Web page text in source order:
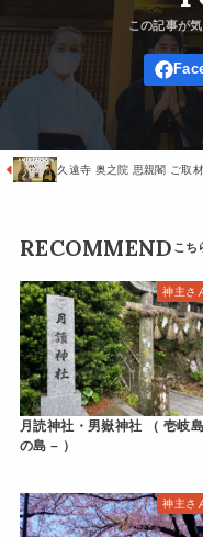
久遠寺 奥之院 思親閣 ご取材
RECOMMEND
神主さ
月読神社・男嶽神社 （ 壱岐
の島 – ）
神主さ